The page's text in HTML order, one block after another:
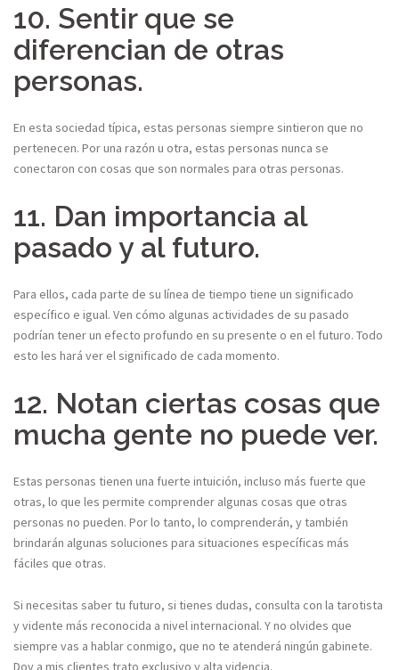
10. Sentir que se
diferencian de otras
personas.
En esta sociedad típica, estas personas siempre sintieron que no
pertenecen. Por una razón u otra, estas personas nunca se
conectaron con cosas que son normales para otras personas.
11. Dan importancia al
pasado y al futuro.
Para ellos, cada parte de su línea de tiempo tiene un significado
específico e igual. Ven cómo algunas actividades de su pasado
podrían tener un efecto profundo en su presente o en el futuro. Todo
esto les hará ver el significado de cada momento.
12. Notan ciertas cosas que
mucha gente no puede ver.
Estas personas tienen una fuerte intuición, incluso más fuerte que
otras, lo que les permite comprender algunas cosas que otras
personas no pueden. Por lo tanto, lo comprenderán, y también
brindarán algunas soluciones para situaciones específicas más
fáciles que otras.
Si necesitas saber tu futuro, si tienes dudas, consulta con la tarotista
y vidente más reconocida a nivel internacional. Y no olvides que
siempre vas a hablar conmigo, que no te atenderá ningún gabinete.
Doy a mis clientes trato exclusivo y alta videncia.